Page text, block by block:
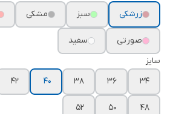
زرشکی
سبز مشکی
صورتی
سفید
سایز
۳۴
۳۶ ۳۸ ۴۰ ۴۲
۴۸ ۵۰ ۵۲